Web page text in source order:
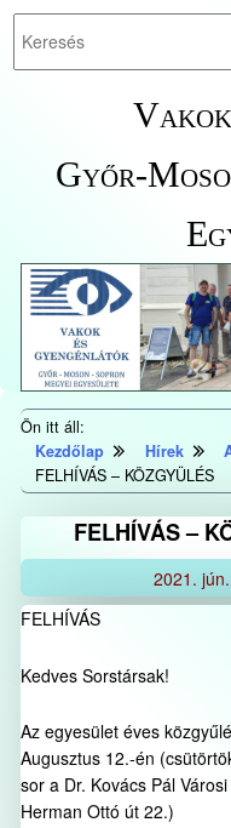
Ugrás a fő
Kezdőlapra
Győr-
Ön itt áll:
Kezdőlap
Hírek
FELHÍVÁS – KÖZGYÜLÉS
FELHÍVÁS –
2021. jún.
FELHÍVÁS
Kedves Sorstársak!
Az egyesület éves
Augusztus 12.-én
sor a Dr. Kovács Pál
Herman Ottó út 22.)